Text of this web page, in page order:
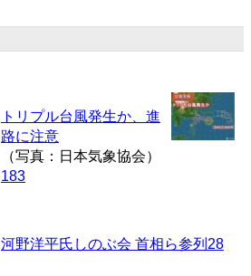
トリプル台風発生か、進
路に注意
（写真：日本気象協会）
183
河野洋平氏しのぶ会 首相ら参列 28